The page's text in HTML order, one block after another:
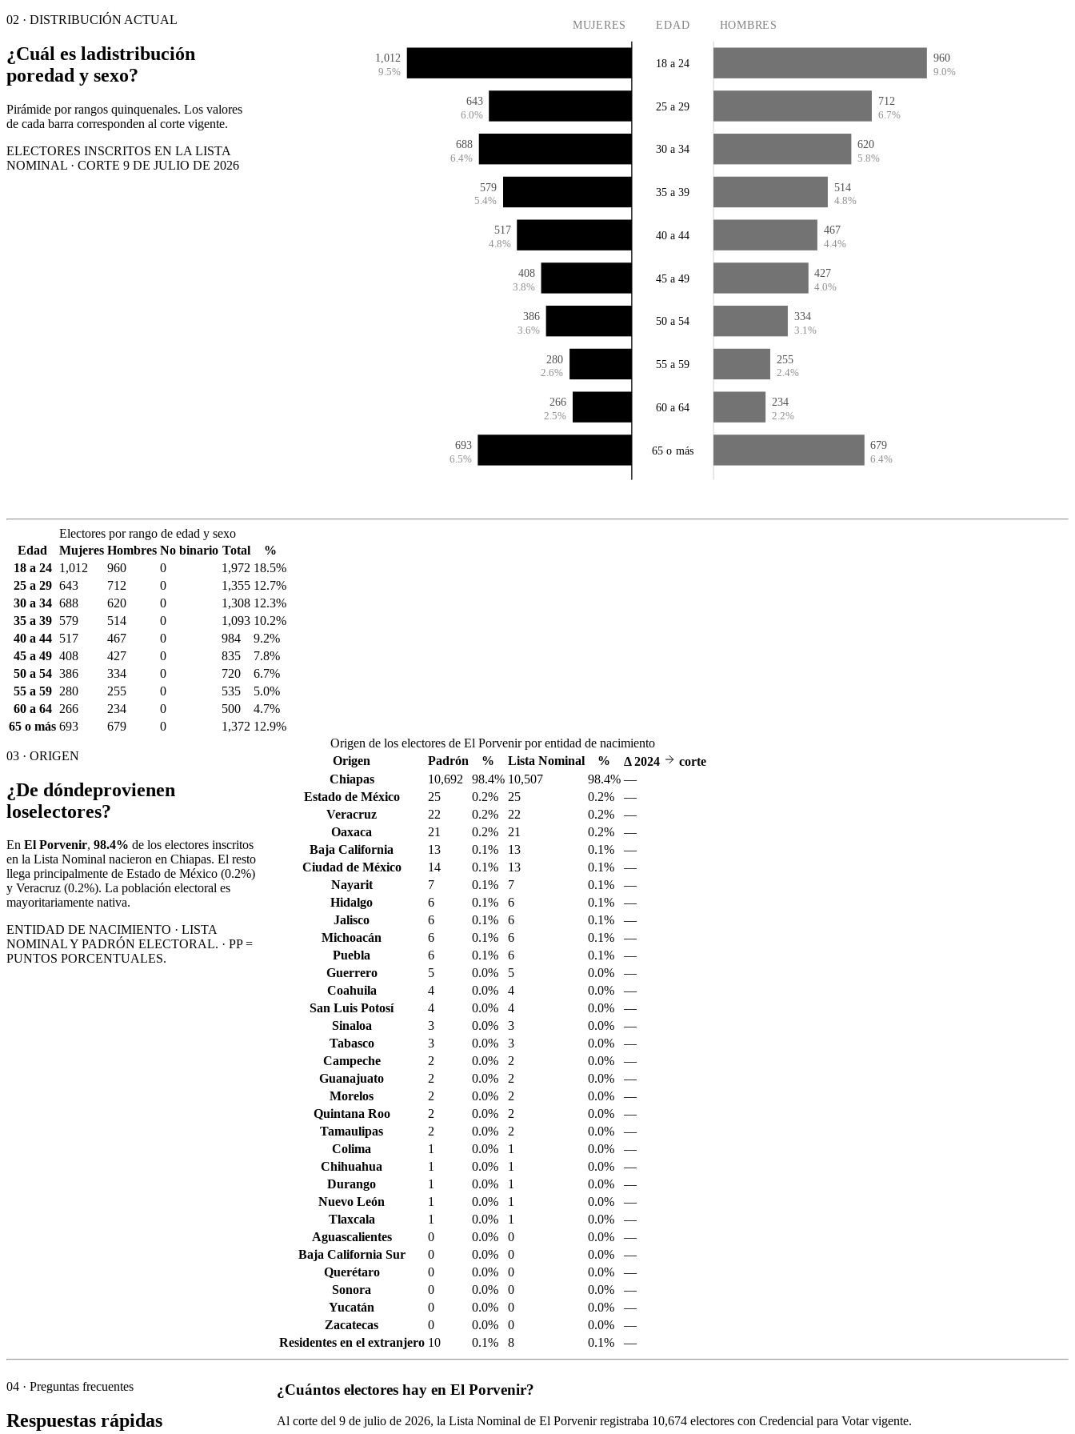
02 · DISTRIBUCIÓN ACTUAL
¿Cuál es ladistribución
poredad y sexo?
Pirámide por rangos quinquenales. Los valores
de cada barra corresponden al corte vigente.
ELECTORES INSCRITOS EN LA LISTA
NOMINAL · CORTE 9 DE JULIO DE 2026
MUJERES EDAD HOMBRES
1,012
9.5%
960
9.0%
18 a 24
643
6.0%
712
6.7%
25 a 29
688
6.4%
620
5.8%
30 a 34
579
5.4%
514
4.8%
35 a 39
517
4.8%
467
4.4%
40 a 44
408
3.8%
427
4.0%
45 a 49
386
3.6%
334
3.1%
50 a 54
280
2.6%
255
2.4%
55 a 59
266
2.5%
234
2.2%
60 a 64
693
6.5%
679
6.4%
65 o más
Electores por rango de edad y sexo
Edad
Mujeres Hombres No binario Total
%
18 a 24
1,012 960 0 1,972 18.5%
25 a 29 643 712 0 1,355 12.7%
30 a 34 688 620 0 1,308 12.3%
35 a 39
579 514 0 1,093 10.2%
40 a 44
517 467 0 984
9.2%
45 a 49 408 427 0 835
7.8%
50 a 54 386 334 0 720
6.7%
55 a 59
280 255 0 535
5.0%
60 a 64
266 234 0 500
4.7%
65 o más 693 679 0 1,372 12.9%
03 · ORIGEN
¿De dóndeprovienen
loselectores?
En El Porvenir, 98.4% de los electores inscritos
en la Lista Nominal nacieron en Chiapas. El resto
llega principalmente de Estado de México (0.2%)
y Veracruz (0.2%). La población electoral es
mayoritariamente nativa.
ENTIDAD DE NACIMIENTO · LISTA
NOMINAL Y PADRÓN ELECTORAL. · PP =
PUNTOS PORCENTUALES.
Origen de los electores de El Porvenir por entidad de nacimiento
Origen
Padrón % Lista Nominal % Δ2024
corte
Chiapas
10,692 98.4% 10,507 98.4% —
Estado de México
25 0.2% 25 0.2%
—
Veracruz
22 0.2% 22 0.2%
—
Oaxaca
21 0.2% 21 0.2%
—
Baja California
13 0.1% 13 0.1%
—
Ciudad de México
14 0.1% 13 0.1%
—
Nayarit
7 0.1% 7 0.1%
—
Hidalgo
6 0.1% 6 0.1%
—
Jalisco
6 0.1% 6 0.1%
—
Michoacán
6 0.1% 6 0.1%
—
Puebla
6 0.1% 6 0.1%
—
Guerrero
5 0.0% 5 0.0%
—
Coahuila
4 0.0% 4 0.0%
—
San Luis Potosí
4 0.0% 4 0.0%
—
Sinaloa
3 0.0% 3 0.0%
—
Tabasco
3 0.0% 3 0.0%
—
Campeche
2 0.0% 2 0.0%
—
Guanajuato
2 0.0% 2 0.0%
—
Morelos
2 0.0% 2 0.0%
—
Quintana Roo
2 0.0% 2 0.0%
—
Tamaulipas
2 0.0% 2 0.0%
—
Colima
1 0.0% 1 0.0%
—
Chihuahua
1 0.0% 1 0.0%
—
Durango
1 0.0% 1 0.0%
—
Nuevo León
1 0.0% 1 0.0%
—
Tlaxcala
1 0.0% 1 0.0%
—
Aguascalientes
0 0.0% 0 0.0%
—
Baja California Sur
0 0.0% 0 0.0%
—
Querétaro
0 0.0% 0 0.0%
—
Sonora
0 0.0% 0 0.0%
—
Yucatán
0 0.0% 0 0.0%
—
Zacatecas
0 0.0% 0 0.0%
—
Residentes en el extranjero 10 0.1% 8 0.1% —
04 · Preguntas frecuentes
Respuestas rápidas
¿Cuántos electores hay en El Porvenir?
Al corte del 9de julio de 2026, la Lista Nominal de El Porvenir registraba 10,674electores con Credencial para Votar vigente.